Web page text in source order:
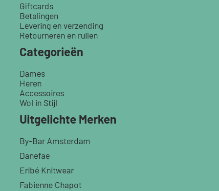
Giftcards
Betalingen
Levering en verzending
Retourneren en ruilen
Categorieën
Dames
Heren
Accessoires
Wol in Stijl
Uitgelichte Merken
By-Bar Amsterdam
Danefae
Eribé Knitwear
Fabienne Chapot